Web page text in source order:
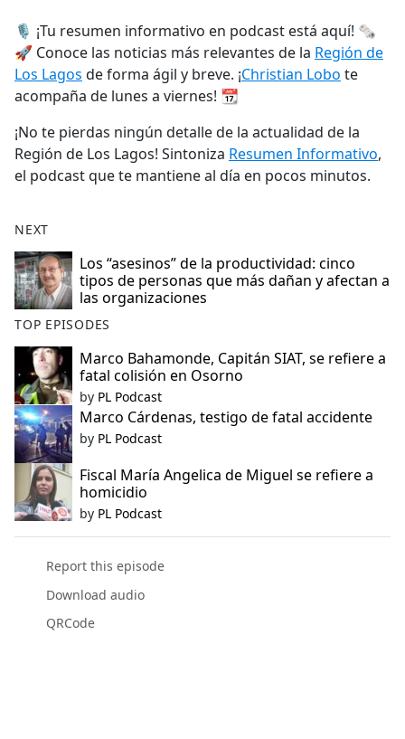
b
o
o
k
🎙️ ¡Tu resumen informativo en podcast está aquí! 🗞️
🚀 Conoce las noticias más relevantes de la Región de
Los Lagos de forma ágil y breve. ¡Christian Lobo te
acompaña de lunes a viernes! 📆
¡No te pierdas ningún detalle de la actualidad de la
Región de Los Lagos! Sintoniza Resumen Informativo,
el podcast que te mantiene al día en pocos minutos.
NEXT
Los “asesinos” de la productividad: cinco
tipos de personas que más dañan y afectan a
las organizaciones
TOP EPISODES
Marco Bahamonde, Capitán SIAT, se refiere a
fatal colisión en Osorno
by PL Podcast
Marco Cárdenas, testigo de fatal accidente
by PL Podcast
Fiscal María Angelica de Miguel se refiere a
homicidio
by PL Podcast
Report this episode
Download audio
QRCode